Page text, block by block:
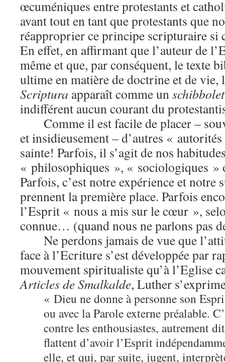
œcuméniques entre protestants et
avant tout en tant que protestants que
réapproprier ce principe scripturaire si
En effet, en affirmant que l’auteur de
même et que, par conséquent, le texte
ultime en matière de doctrine et de
Scriptura apparaît comme un
indifférent aucun courant du
Comme il est facile de placer –
et insidieusement – d’autres «
sainte! Parfois, il s’agit de nos
« philosophiques », « sociologiques »
Parfois, c’est notre expérience et notre
prennent la première place. Parfois
l’Esprit « nous a mis sur le cœur »,
connue… (quand nous ne parlons pas
Ne perdons jamais de vue que
face à l’Ecriture s’est développée par
mouvement spiritualiste qu’à l’Eglise
Articles de Smalkalde, Luther
« Dieu ne donne à personne son
ou avec la Parole externe préalable.
contre les enthousiastes, autrement
flattent d’avoir l’Esprit
elle, et qui, par suite, jugent,